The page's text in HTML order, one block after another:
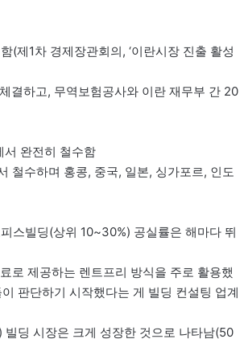
(제1차 경제장관회의, ‘이란시장 진출 활성
결하고, 무역보험공사와 이란 재무부 간 20
서 완전히 철수함
철수하며 홍콩, 중국, 일본, 싱가포르, 인도
스빌딩(상위 10~30%) 공실률은 해마다 뛰
로 제공하는 렌트프리 방식을 주로 활용했
판단하기 시작했다는 게 빌딩 컨설팅 업계
딩 시장은 크게 성장한 것으로 나타남(50